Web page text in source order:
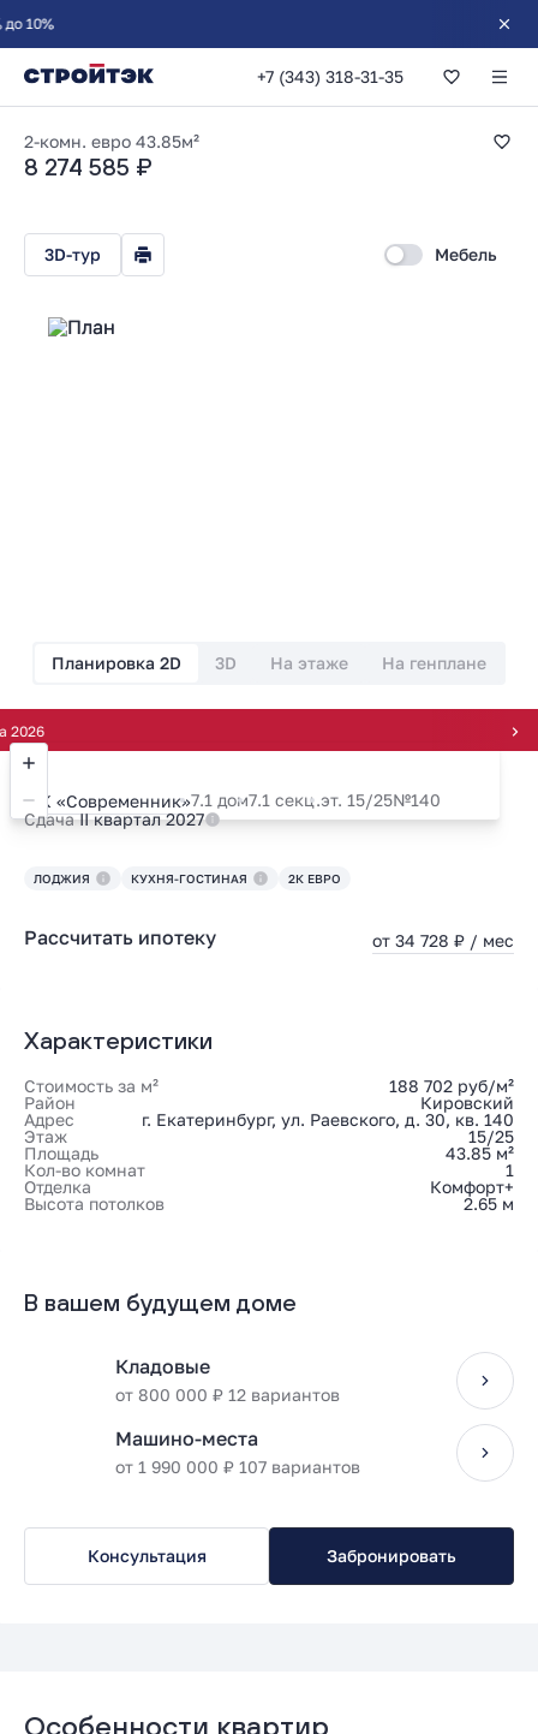
+7 (343) 318-31-35
1-комнатная
2-комн. евро 43.85м²
8 274 585 ₽
3D-тур Мебель
Планировка 2D 3D На этаже На генплане
ЖК «Современник»7.1 дом7.1 секц.эт. 15/25№140
СдачаII квартал 2027
ЛОДЖИЯ КУХНЯ-ГОСТИНАЯ 2К ЕВРО
Рассчитать ипотеку от 34 728 ₽ / мес
Характеристики
Стоимость за м²
188 702 руб/м²
Район
Кировский
Адрес
г. Екатеринбург, ул. Раевского, д. 30, кв. 140
Этаж
15/25
Площадь
43.85 м²
Кол-во комнат
1
Отделка
Комфорт+
Высота потолков
2.65 м
В вашем будущем доме
Кладовые
от 800 000 ₽ 12 вариантов
Машино-места
от 1 990 000 ₽ 107 вариантов
Консультация Забронировать
Особенности квартир